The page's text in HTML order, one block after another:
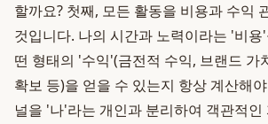
할까요? 첫째, 모든 활동을 비용과 수익
것입니다. 나의 시간과 노력이라는 '비용
떤 형태의 '수익'(금전적 수익, 브랜드 가
확보 등)을 얻을 수 있는지 항상 계산해
널을 '나'라는 개인과 분리하여 객관적